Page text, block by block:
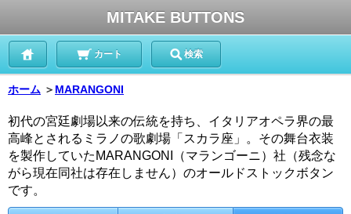
MITAKE BUTTONS
カート 検索
ホーム ＞ MARANGONI
初代の宮廷劇場以来の伝統を持ち、イタリアオペラ界の最
高峰とされるミラノの歌劇場「スカラ座」。その舞台衣装
を製作していたMARANGONI（マランゴーニ）社（残念な
がら現在同社は存在しません）のオールドストックボタン
です。